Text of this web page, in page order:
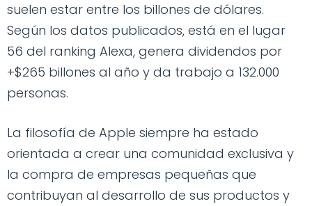
suelen estar entre los billones de dólares.
Según los datos publicados, está en el lugar
56 del ranking Alexa, genera dividendos por
+$265 billones al año y da trabajo a 132.000
personas.
La filosofía de Apple siempre ha estado
orientada a crear una comunidad exclusiva y
la compra de empresas pequeñas que
contribuyan al desarrollo de sus productos y